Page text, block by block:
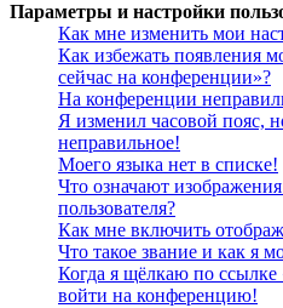
Параметры и настройки
Как мне изменить мои
Как избежать появления
сейчас на конференции»?
На конференции
Я изменил часовой пояс,
неправильное!
Моего языка нет в списке!
Что означают
пользователя?
Как мне включить
Что такое звание и как я
Когда я щёлкаю по ссылке
войти на конференцию!